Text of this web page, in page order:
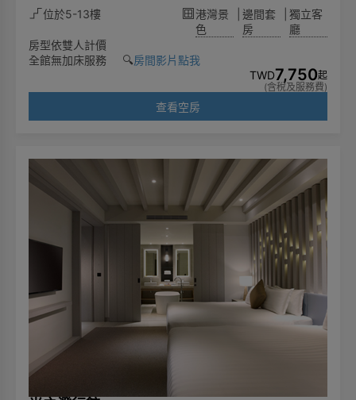
位於5-13樓
港灣景
色
邊間套
房
獨立客
廳
房型依雙人計價
全館無加床服務 🔍️房間影片點我
TWD7,750起
(含稅及服務費)
查看空房